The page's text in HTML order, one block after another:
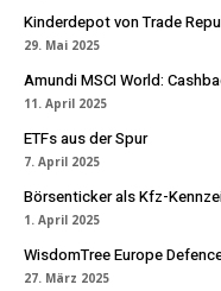
Kinderdepot von Trade
29. Mai 2025
Amundi MSCI World:
11. April 2025
ETFs aus der Spur
7. April 2025
Börsenticker als Kfz-
1. April 2025
WisdomTree Europe
27. März 2025